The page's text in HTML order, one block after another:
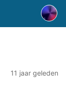
11 jaar geleden